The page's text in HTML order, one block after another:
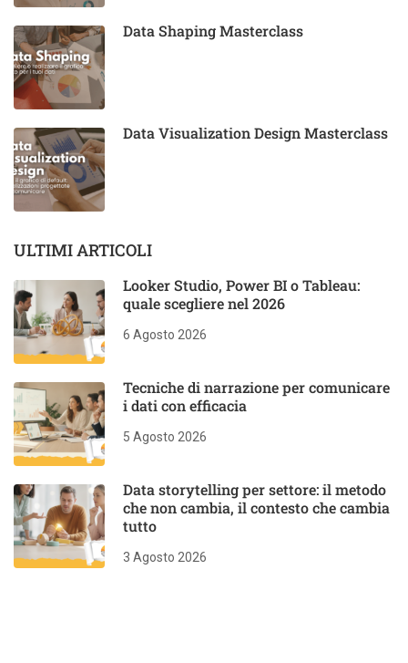
Data Shaping Masterclass
Data Visualization Design Masterclass
ULTIMI ARTICOLI
Looker Studio, Power BI o Tableau:
quale scegliere nel 2026
6 Agosto 2026
Tecniche di narrazione per comunicare
i dati con efficacia
5 Agosto 2026
Data storytelling per settore: il metodo
che non cambia, il contesto che cambia
tutto
3 Agosto 2026